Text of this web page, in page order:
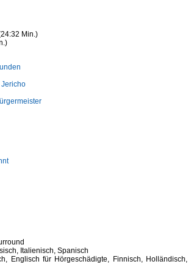
Min.)
Italienisch, Spanisch
Englisch für Hörgeschädigte, Finnisch, Holländisch,